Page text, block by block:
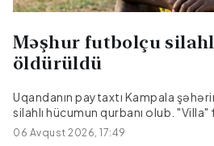
Məşhur futbolçu
öldürüldü
Uqandanın paytaxtı Kampala
silahlı hücumun qurbanı olub.
Devid Ovori avqustun 4-ü axşam
rayonunda, yaşadığı evin
06 Avqust 2026, 17:49